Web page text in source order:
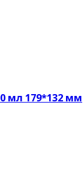
мл 179*132 мм